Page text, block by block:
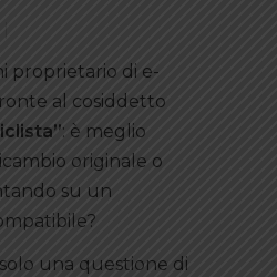
proprietario di e-
al cosiddetto
: è meglio
originale o
su un
una questione di